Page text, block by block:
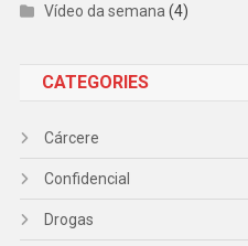
Vídeo da semana (4)
CATEGORIES
Cárcere
Confidencial
Drogas